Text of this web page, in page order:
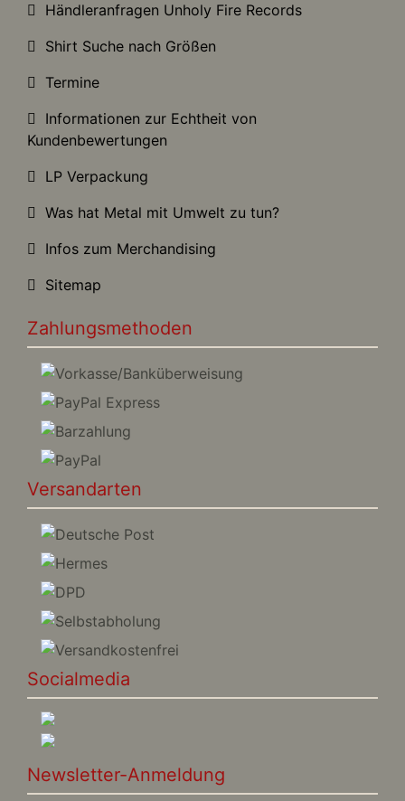
Händleranfragen Unholy Fire Records
Shirt Suche nach Größen
Termine
Informationen zur Echtheit von
Kundenbewertungen
LP Verpackung
Was hat Metal mit Umwelt zu tun?
Infos zum Merchandising
Sitemap
Zahlungsmethoden
Versandarten
Socialmedia
Newsletter-Anmeldung